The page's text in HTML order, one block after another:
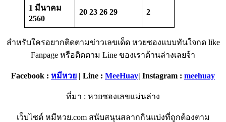
1 มีนาคม
2560
20 23 26 29 2
สำหรับใครอยากติดตามข่าวเลขเด็ด หวยซองแบบทันใจกด like
Fanpage หรือติดตาม Line ของเราด้านล่างเลยจ้า
Facebook : หมีหวย | Line : MeeHuay| Instagram : meehuay
ที่มา : หวยซองเลขแม่นล่าง
เว็บไซต์ หมีหวย.com สนับสนุนสลากกินแบ่งที่ถูกต้องตาม